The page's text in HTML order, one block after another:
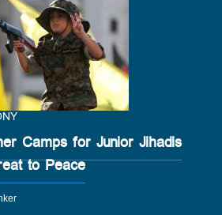
Camps for Junior Jihadis
to Peace